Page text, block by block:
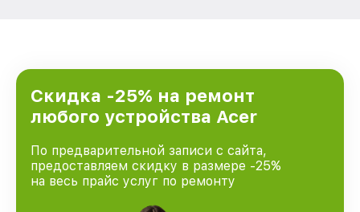
Скидка -25% на ремонт
любого устройства Acer
По предварительной записи с сайта,
предоставляем скидку в размере -25%
на весь прайс услуг по ремонту